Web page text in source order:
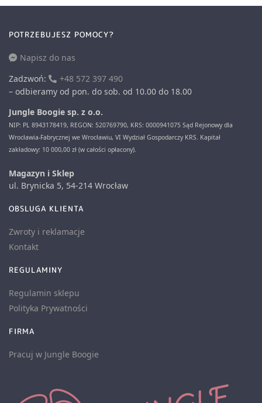
POTRZEBUJESZ POMOCY?
Napisz do nas
Zadzwoń:
+48 572 397 490
– odbieramy od pon. do sob. od 10.00 do 18.00
Jungle Boogie sp. z o.o.
NIP: PL 8943178419, REGON: 520769790, KRS: 0000941075 Sąd Rejonowy dla
Wrocławia-Fabrycznej we Wrocławiu, VI Wydział Gospodarczy KRS. Kapitał
zakładowy: 10 000,00 zł (w całości opłacony).
Magazyn i Sklep
ul. Brynicka 5, 54-214 Wrocław
OBSLUGA KLIENTA
Zwroty i reklamacje
Kontakt
REGULAMINY
Regulamin sklepu
Polityka Prywatności
FIRMA
Pracuj w Jungle Boogie